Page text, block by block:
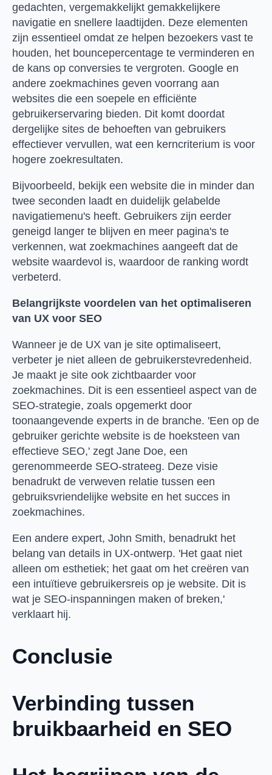
gedachten, vergemakkelijkt gemakkelijkere
navigatie en snellere laadtijden. Deze elementen
zijn essentieel omdat ze helpen bezoekers vast te
houden, het bouncepercentage te verminderen en
de kans op conversies te vergroten. Google en
andere zoekmachines geven voorrang aan
websites die een soepele en efficiënte
gebruikerservaring bieden. Dit komt doordat
dergelijke sites de behoeften van gebruikers
effectiever vervullen, wat een kerncriterium is voor
hogere zoekresultaten.
Bijvoorbeeld, bekijk een website die in minder dan
twee seconden laadt en duidelijk gelabelde
navigatiemenu's heeft. Gebruikers zijn eerder
geneigd langer te blijven en meer pagina's te
verkennen, wat zoekmachines aangeeft dat de
website waardevol is, waardoor de ranking wordt
verbeterd.
Belangrijkste voordelen van het optimaliseren
van UX voor SEO
Wanneer je de UX van je site optimaliseert,
verbeter je niet alleen de gebruikerstevredenheid.
Je maakt je site ook zichtbaarder voor
zoekmachines. Dit is een essentieel aspect van de
SEO-strategie, zoals opgemerkt door
toonaangevende experts in de branche. 'Een op de
gebruiker gerichte website is de hoeksteen van
effectieve SEO,' zegt Jane Doe, een
gerenommeerde SEO-strateeg. Deze visie
benadrukt de verweven relatie tussen een
gebruiksvriendelijke website en het succes in
zoekmachines.
Een andere expert, John Smith, benadrukt het
belang van details in UX-ontwerp. 'Het gaat niet
alleen om esthetiek; het gaat om het creëren van
een intuïtieve gebruikersreis op je website. Dit is
wat je SEO-inspanningen maken of breken,'
verklaart hij.
Conclusie
Verbinding tussen
bruikbaarheid en SEO